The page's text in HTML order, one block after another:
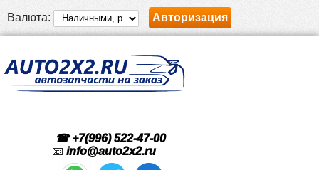
Валюта: Авторизация
☎ +7(996) 522-47-00
📧 info@auto2x2.ru